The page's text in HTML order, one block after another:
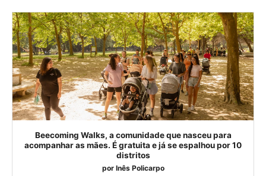
Beecoming Walks, a comunidade que nasceu para
acompanhar as mães. É gratuita e já se espalhou por 10
distritos
por Inês Policarpo